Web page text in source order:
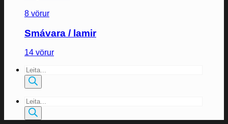
8 vörur
Smávara / lamir
14 vörur
Products
search
Products
search